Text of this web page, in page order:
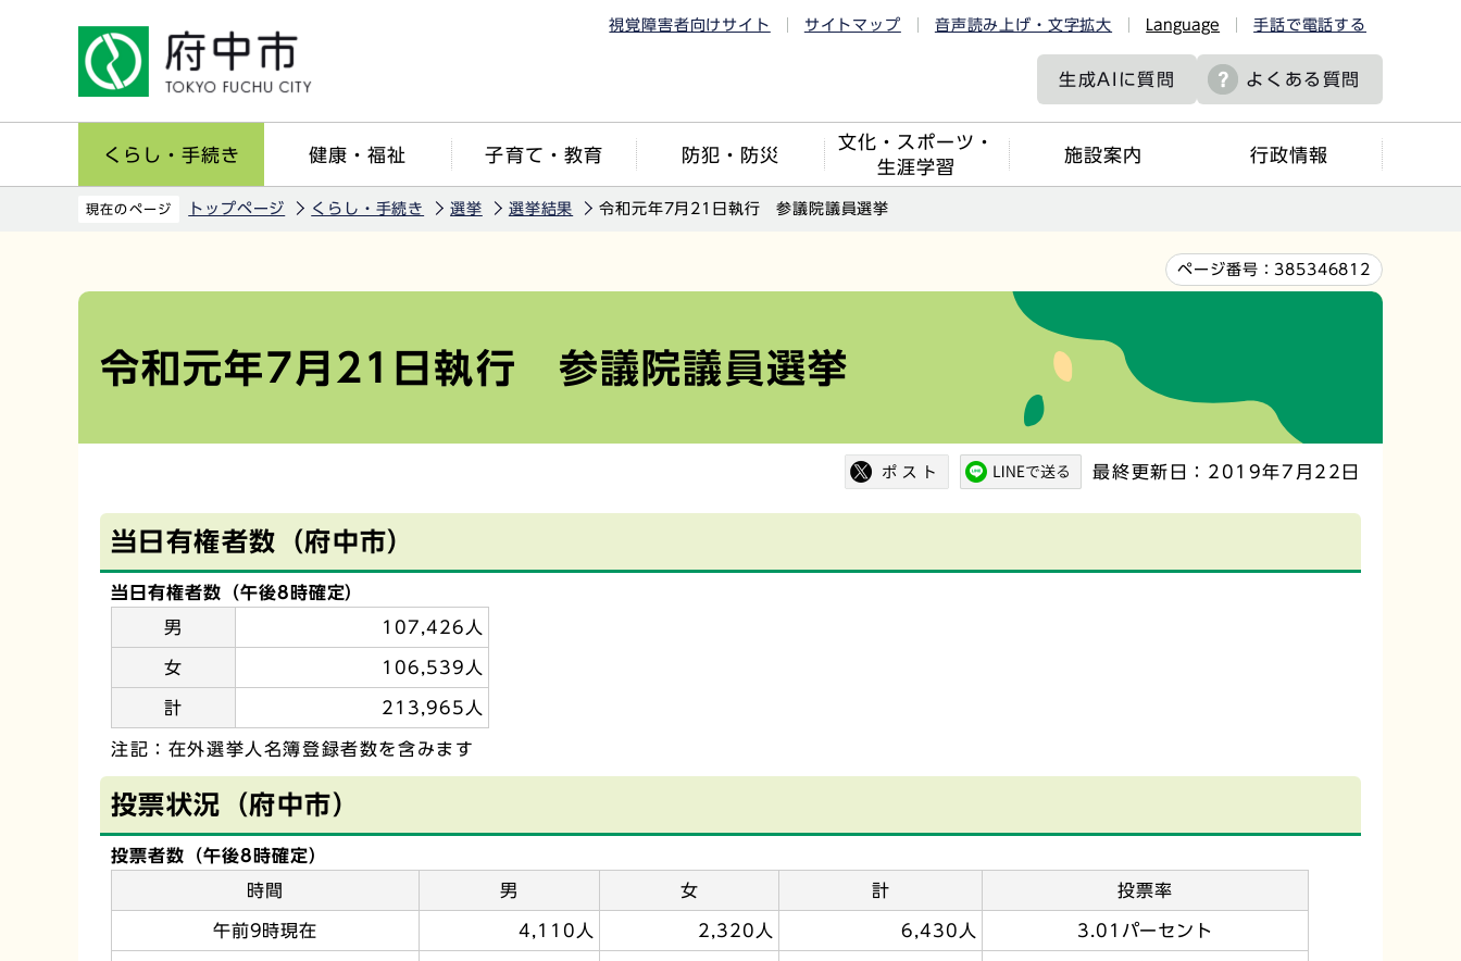
視覚障害者向けサイト サイトマップ 音声読み上げ・文字拡大 Language 手話で電話する
生成AIに質問 よくある質問
くらし・手続き 健康・福祉 子育て・教育 防犯・防災
文化・スポーツ・
生涯学習
施設案内 行政情報
現在のページ トップページ くらし・手続き 選挙 選挙結果 令和元年7月21日執行 参議院議員選挙
ページ番号： 385346812
令和元年7月21日執行 参議院議員選挙
最終更新日：2019年7月22日
当日有権者数（府中市）
当日有権者数（午後8時確定）
男
107,426人
女 106,539人
計 213,965人
注記：在外選挙人名簿登録者数を含みます
投票状況（府中市）
投票者数（午後8時確定）
時間
男 女 計 投票率
午前9時現在 4,110人 2,320人 6,430人 3.01パーセント